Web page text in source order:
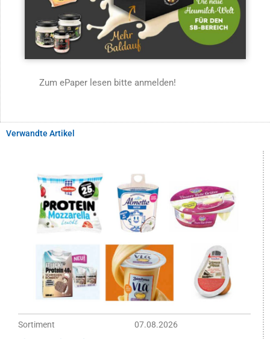
Zum ePaper lesen bitte anmelden!
Verwandte Artikel
Sortiment
07.08.2026